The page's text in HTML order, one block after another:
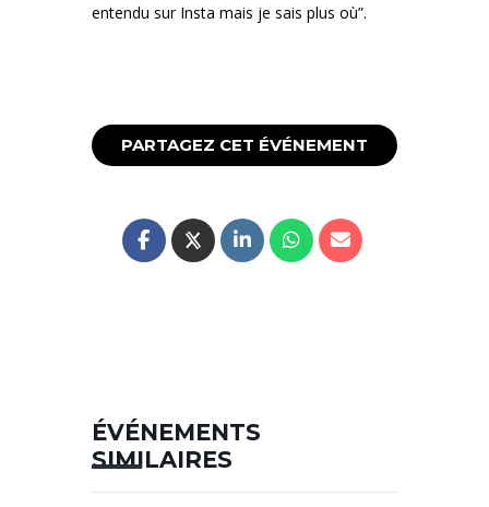
entendu sur Insta mais je sais plus où”.
PARTAGEZ CET ÉVÉNEMENT
ÉVÉNEMENTS
SIMILAIRES